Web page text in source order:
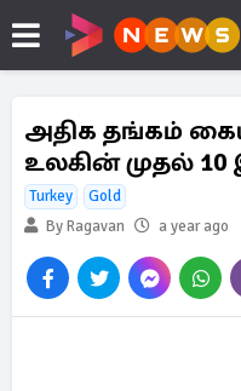
அதிக தங்கம்
உலகின் முதல்
Turkey
Gold
By Ragavan
a year ago